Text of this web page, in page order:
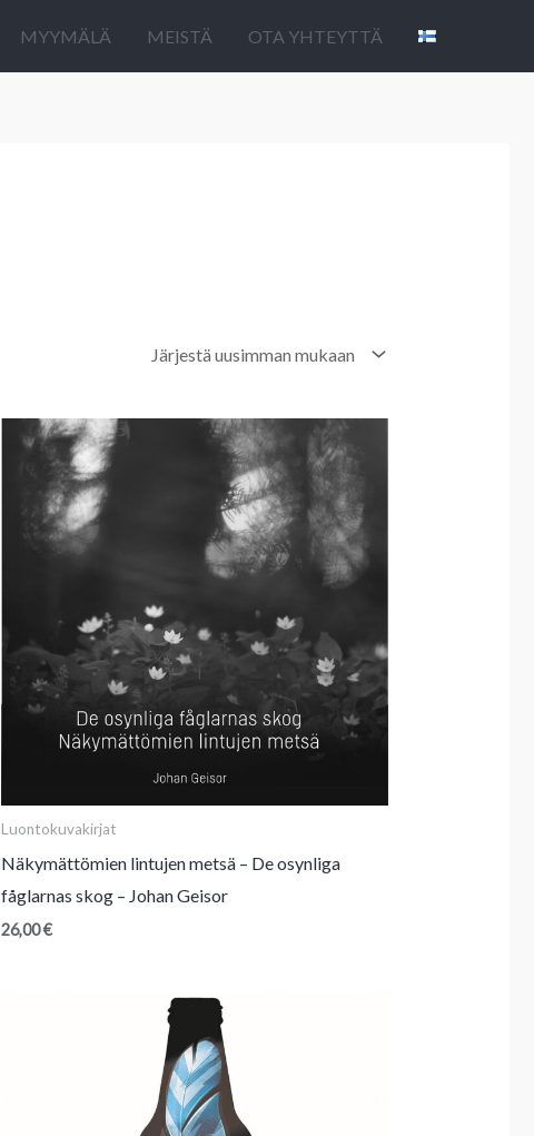
MYYMÄLÄ MEISTÄ OTA YHTEYTTÄ
Luontokuvakirjat
Näkymättömien lintujen metsä – De osynliga
fåglarnas skog – Johan Geisor
26,00€